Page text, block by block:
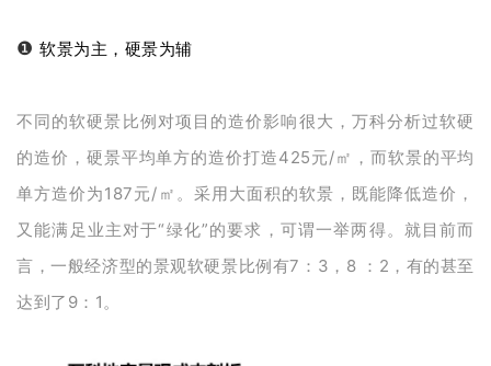
❶软景为主，硬景为辅
不同的软硬景比例对项目的造价影响很大，万科分析过软硬
的造价，硬景平均单方的造价打造425元/㎡，而软景的平均
单方造价为187元/㎡。采用大面积的软景，既能降低造价，
又能满足业主对于“绿化”的要求，可谓一举两得。就目前而
言，一般经济型的景观软硬景比例有7：3，8 ：2，有的甚至
达到了9：1。